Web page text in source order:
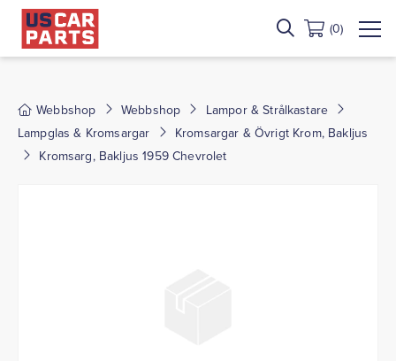
(0)
Webbshop Webbshop
Lampor & Strålkastare
Lampglas & Kromsargar
Kromsargar & Övrigt Krom, Bakljus
Kromsarg, Bakljus 1959 Chevrolet